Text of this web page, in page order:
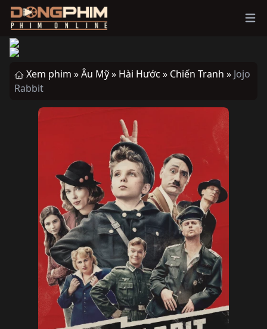
Xem phim »Âu Mỹ » Hài Hước » Chiến Tranh » Jojo
Rabbit